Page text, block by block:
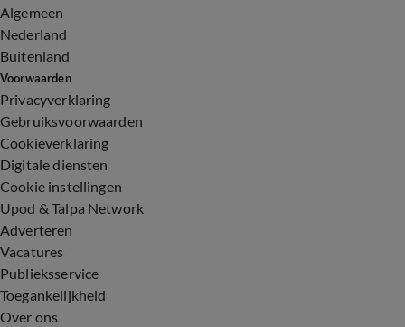
Algemeen
Nederland
Buitenland
Voorwaarden
Privacyverklaring
Gebruiksvoorwaarden
Cookieverklaring
Digitale diensten
Cookie instellingen
Upod & Talpa Network
Adverteren
Vacatures
Publieksservice
Toegankelijkheid
Over ons